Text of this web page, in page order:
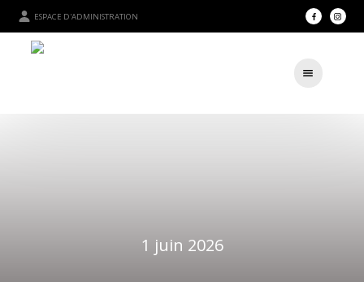
ESPACE D'ADMINISTRATION
1 juin 2026